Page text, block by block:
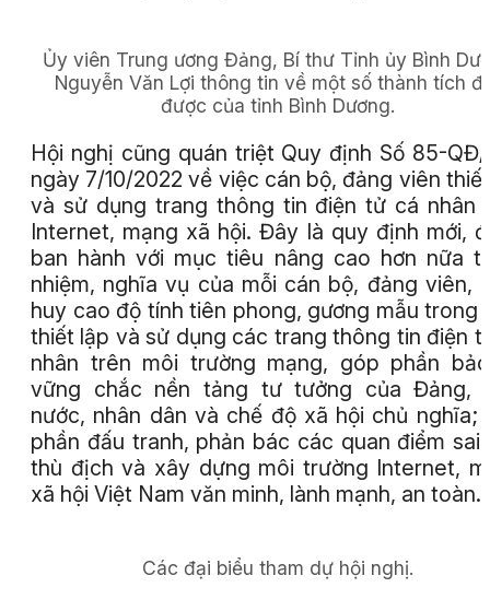
Ủy viên Trung ương Đảng, Bí thư Tỉnh ủy Bình
Nguyễn Văn Lợi thông tin về một số thành tích
được của tỉnh Bình Dương.
Hội nghị cũng quán triệt Quy định Số 85-QĐ/
ngày 7/10/2022 về việc cán bộ, đảng viên
và sử dụng trang thông tin điện tử cá nhân
Internet, mạng xã hội. Đây là quy định mới,
ban hành với mục tiêu nâng cao hơn nữa
nhiệm, nghĩa vụ của mỗi cán bộ, đảng viên,
huy cao độ tính tiên phong, gương mẫu trong
thiết lập và sử dụng các trang thông tin điện
nhân trên môi trường mạng, góp phần
vững chắc nền tảng tư tưởng của Đảng,
nước, nhân dân và chế độ xã hội chủ nghĩa;
phần đấu tranh, phản bác các quan điểm sai
thù địch và xây dựng môi trường Internet,
xã hội Việt Nam văn minh, lành mạnh, an toàn.
Các đại biểu tham dự hội nghị.